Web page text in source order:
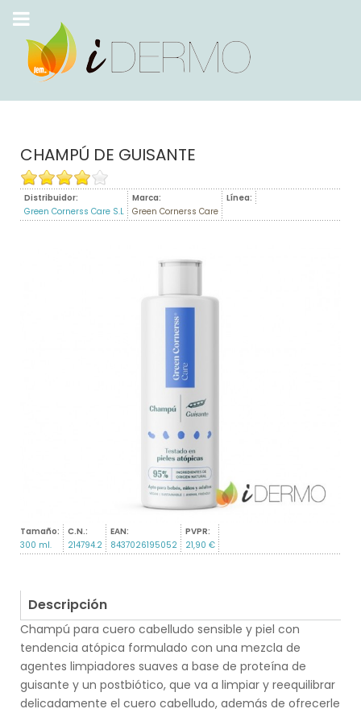
CHAMPÚ DE GUISANTE
Distribuidor:
Green Cornerss Care S.L
Marca:
Green Cornerss Care
Línea:
Tamaño:
300 ml.
C.N.:
214794.2
EAN:
8437026195052
PVPR:
21,90 €
Descripción
Champú para cuero cabelludo sensible y piel con
tendencia atópica formulado con una mezcla de
agentes limpiadores suaves a base de proteína de
guisante y un postbiótico, que va a limpiar y reequilibrar
delicadamente el cuero cabelludo, además de ofrecerle